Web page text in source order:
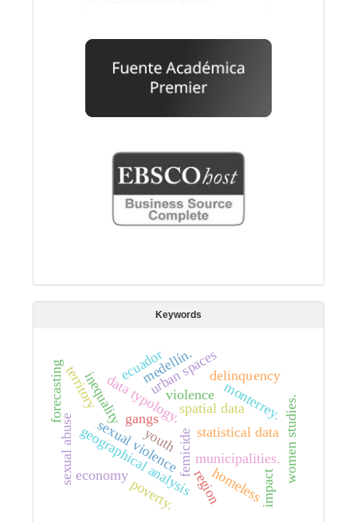
Keywords
femicide
spatial data
geographical analysis municipalities.
statistical data
data typology.
sexual abuse sexual violence
urban spaces
women studies.
violence
youth
monterrey.
gangs
delinquency
inequality
region
economy
poverty.
medellín.
forecasting
homeless
ecuador
impact
territory